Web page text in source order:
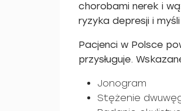
chorobami nerek i
ryzyka depresji i
Pacjenci w Polsce
przysługuje.
Jonogram
Stężenie